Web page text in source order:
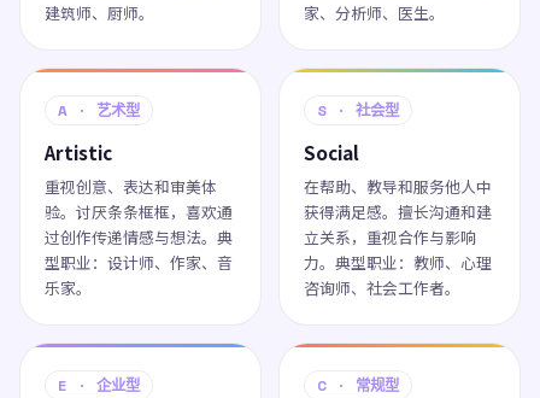
建筑师、厨师。
家、分析师、医生。
A · 艺术型
Artistic
重视创意、表达和审美体
验。讨厌条条框框，喜欢通
过创作传递情感与想法。典
型职业：设计师、作家、音
乐家。
S · 社会型
Social
在帮助、教导和服务他人中
获得满足感。擅长沟通和建
立关系，重视合作与影响
力。典型职业：教师、心理
咨询师、社会工作者。
E · 企业型 C · 常规型